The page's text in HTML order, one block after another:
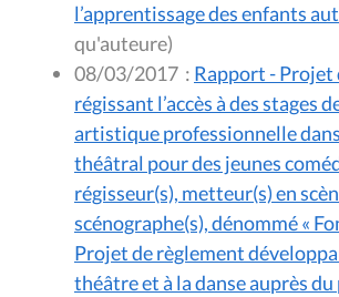
l’apprentissage des enfants
qu'auteure)
08/03/2017 : Rapport - Projet
régissant l’accès à des stages
artistique professionnelle
théâtral pour des jeunes
régisseur(s), metteur(s) en
scénographe(s), dénommé «
Projet de règlement
théâtre et à la danse auprès